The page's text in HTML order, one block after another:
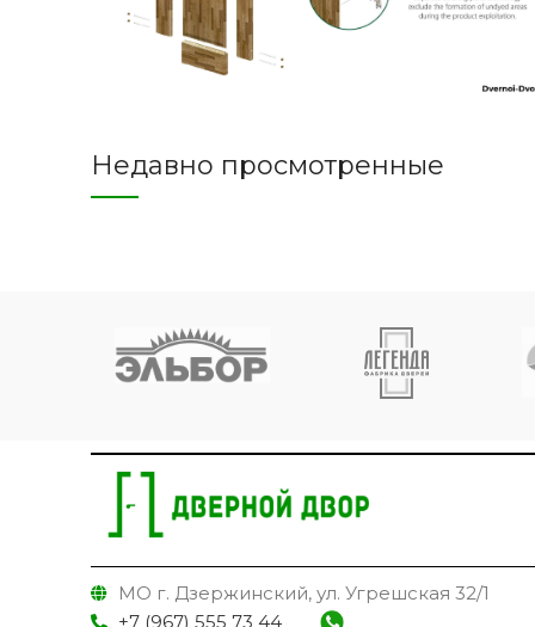
Недавно просмотренные
МО г. Дзержинский, ул. Угрешская 32/1
+7 (967) 555 73 44